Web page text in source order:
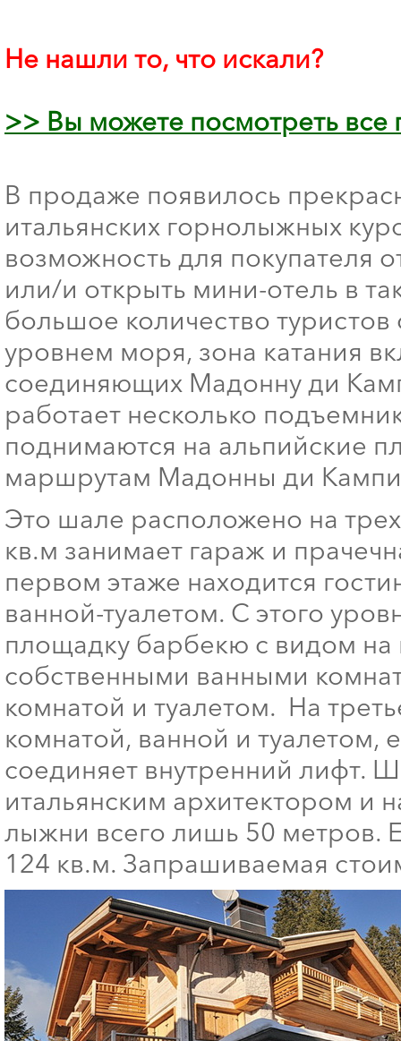
Не нашли то, что искали?
>> Вы можете посмотреть
В продаже появилось
итальянских горнолыжных
возможность для покупателя
или/и открыть мини-отель в
большое количество
уровнем моря, зона катания
соединяющих Мадонну ди
работает несколько
поднимаются на альпийские
маршрутам Мадонны ди
Это шале расположено на
кв.м занимает гараж и
первом этаже находится
ванной-туалетом. С этого
площадку барбекю с видом на
собственными ванными
комнатой и туалетом. На
комнатой, ванной и туалетом,
соединяет внутренний лифт.
итальянским архитектором и
лыжни всего лишь 50 метров.
124 кв.м. Запрашиваемая